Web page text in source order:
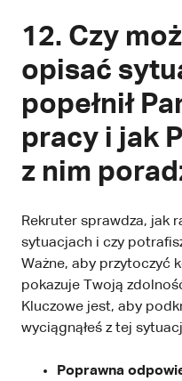
12. Czy
opisać
popełnił
pracy i jak
z nim
Rekruter sprawdza, jak
sytuacjach i czy
Ważne, aby przytoczyć
pokazuje Twoją
Kluczowe jest, aby
wyciągnąłeś z tej
Poprawna